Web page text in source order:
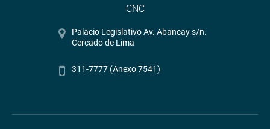
CNC
Palacio Legislativo Av. Abancay s/n.
Cercado de Lima
311-7777 (Anexo 7541)